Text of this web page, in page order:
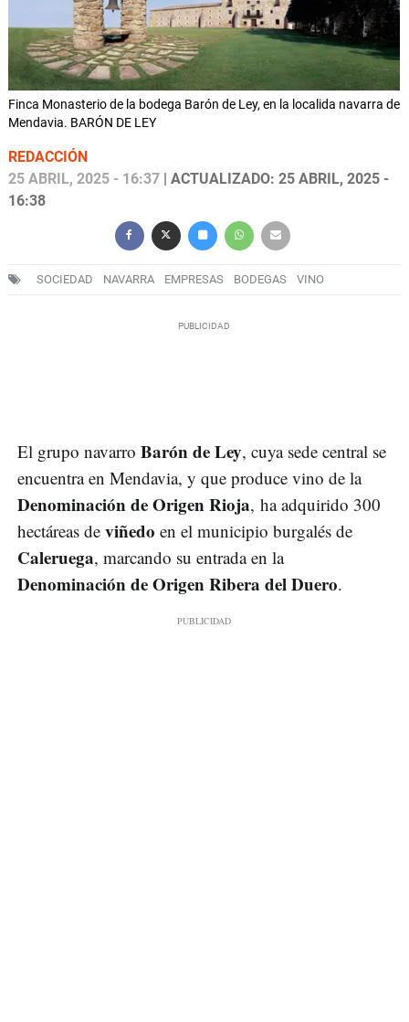
Finca Monasterio de la bodega Barón de Ley, en la localida navarra de
Mendavia. BARÓN DE LEY
REDACCIÓN
25 ABRIL, 2025 - 16:37 | ACTUALIZADO: 25 ABRIL, 2025 -
16:38
SOCIEDAD NAVARRA EMPRESAS BODEGAS VINO
El grupo navarro Barón de Ley, cuya sede central se
encuentra en Mendavia, y que produce vino de la
Denominación de Origen Rioja, ha adquirido 300
hectáreas de viñedo en el municipio burgalés de
Caleruega, marcando su entrada en la
Denominación de Origen Ribera del Duero.